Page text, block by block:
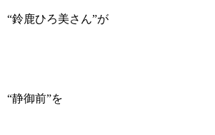
“鈴鹿ひろ美さん”が
“静御前”を